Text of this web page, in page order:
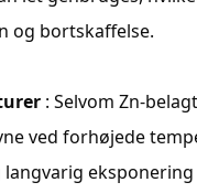
og bortskaffelse.
: Selvom Zn-
ved forhøjede